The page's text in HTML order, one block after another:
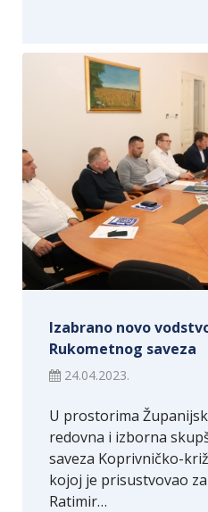
Izabrano novo
Rukometnog saveza
24.04.2023.
U prostorima
redovna i izborna
saveza Koprivničko-
kojoj je prisustvovao
Ratimir…